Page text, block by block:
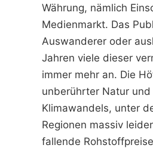
Währung, nämlich
Medienmarkt. Das
Auswanderer oder
Jahren viele dieser
immer mehr an. Die
unberührter Natur
Klimawandels, unter
Regionen massiv
fallende